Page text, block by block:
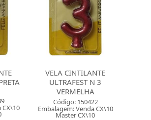
CX\10
VELA CINTILANTE
ULTRAFEST N 3
VERMELHA
Código: 150422
Embalagem: Venda CX\10
Master CX\10